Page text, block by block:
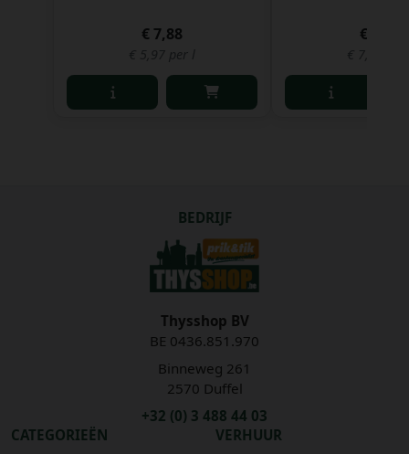
€ 7,88
€ 5,97 per l
€ 5,91
€ 7,88
BEDRIJF
Thysshop BV
BE 0436.851.970
Binneweg 261
2570 Duffel
+32 (0) 3 488 44 03
CATEGORIEËN
VERHUUR